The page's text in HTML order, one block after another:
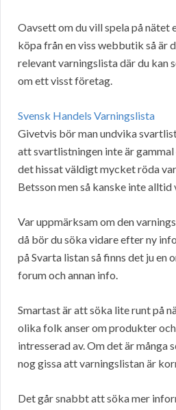
Oavsett om du vill spela på nätet
köpa från en viss webbutik så är
relevant varningslista där du kan
om ett visst företag.
Svensk Handels Varningslista
Givetvis bör man undvika
att svartlistningen inte är gammal
det hissat väldigt mycket röda
Betsson men så kanske inte
Var uppmärksam om den
då bör du söka vidare efter ny
på Svarta listan så finns det ju en
forum och annan info.
Smartast är att söka lite runt på
olika folk anser om produkter
intresserad av. Om det är många
nog gissa att varningslistan är
Det går snabbt att söka mer